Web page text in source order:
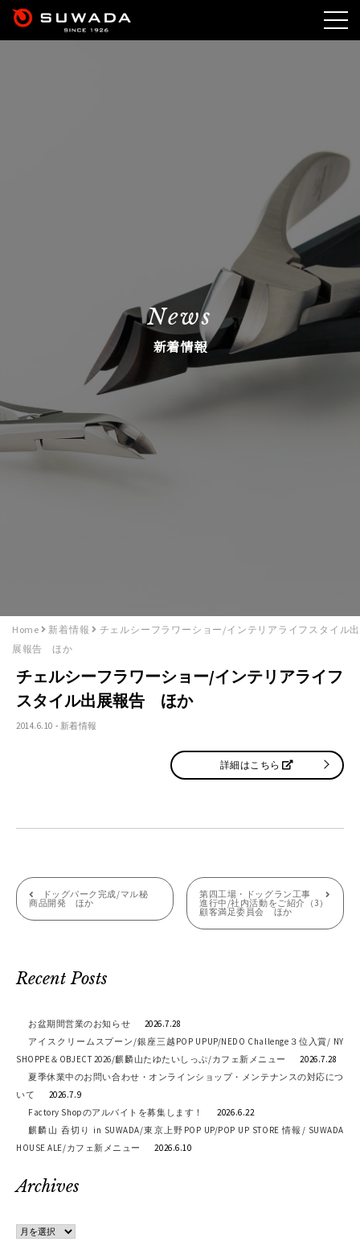
News
新着情報
Home 新着情報
チェルシーフラワーショー/インテリアライフスタイル出
展報告 ほか
チェルシーフラワーショー/インテリアライフ
スタイル出展報告 ほか
2014.6.10 - 新着情報
詳細はこちら
投
稿
ビ
ー
シ
ョ
ン
第四工場・ドッグラン工事
進行中/社内活動をご紹介（3）
顧客満足委員会 ほか
ドッグパーク完成/マル秘
商品開発 ほか
Recent Posts
お盆期間営業のお知らせ
2026.7.28
アイスクリームスプーン/銀座三越POP UPUP/NEDO Challenge３位入賞/ NY
SHOPPE＆OBJECT 2026/麒麟山たゆたいしっぷ/カフェ新メニュー
2026.7.28
夏季休業中のお問い合わせ・オンラインショップ・メンテナンスの対応につ
いて
2026.7.9
Factory Shopのアルバイトを募集します！
2026.6.22
麒麟山 呑切り in SUWADA/東京上野POP UP/POP UP STORE 情報/ SUWADA
HOUSE ALE/カフェ新メニュー
2026.6.10
Archives
Archives